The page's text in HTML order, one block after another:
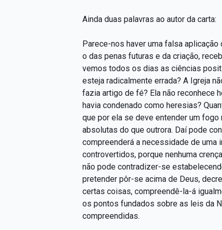
Ainda duas palavras ao autor da carta:
Parece-nos haver uma falsa
o das penas futuras e da criação,
vemos todos os dias as ciências
esteja radicalmente errada? A Igreja
fazia artigo de fé? Ela não reconhece
havia condenado como heresias?
que por ela se deve entender um
absolutas do que outrora. Daí pode
compreenderá a necessidade de uma
controvertidos, porque nenhuma
não pode contradizer-se
pretender pôr-se acima de Deus,
certas coisas, compreendê-la-á
os pontos fundados sobre as leis da
compreendidas.